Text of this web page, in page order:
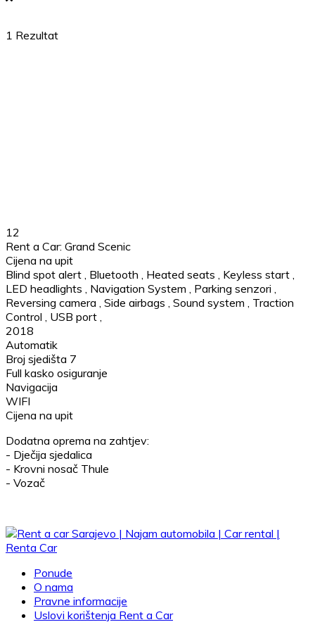
1 Rezultat
12
Rent a Car: Grand Scenic
Cijena na upit
Blind spot alert Bluetooth Heated seats Keyless start
LED headlights
Navigation System Parking senzori
Reversing camera Side airbags Sound system
Traction
Control
USB port
2018
Automatik
Broj sjedišta 7
Full kasko osiguranje
Navigacija
WIFI
Cijena na upit
Dodatna oprema na zahtjev:
- Dječija sjedalica
- Krovni nosač Thule
- Vozač
Ponude
O nama
Pravne informacije
Uslovi korištenja Rent a Car